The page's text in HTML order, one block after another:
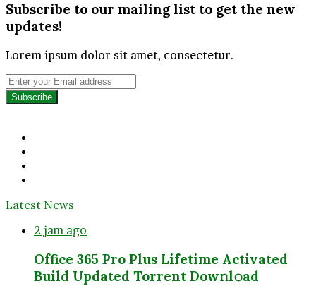
Subscribe to our mailing list to get the new
updates!
Lorem ipsum dolor sit amet, consectetur.
Enter
your
Email
Latest News
2 jam ago
Office 365 Pro Plus Lifetime Activated
Build Updated Torrent Dow𝚗l𝚘аd